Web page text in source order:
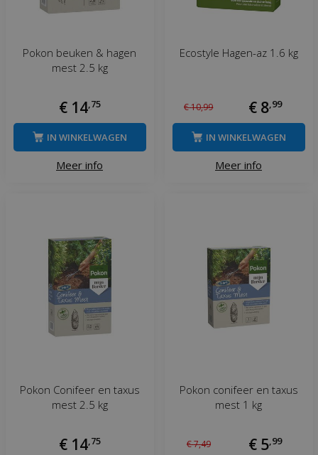
Pokon beuken & hagen
mest 2.5 kg
€ 14 75
Meer info
IN WINKELWAGEN
Ecostyle Hagen-az 1.6 kg
€10,99 € 8 99
Meer info
IN WINKELWAGEN
Pokon Conifeer en taxus
mest 2.5 kg
€ 14 75
Pokon conifeer en taxus
mest 1 kg
€7,49 € 5 99